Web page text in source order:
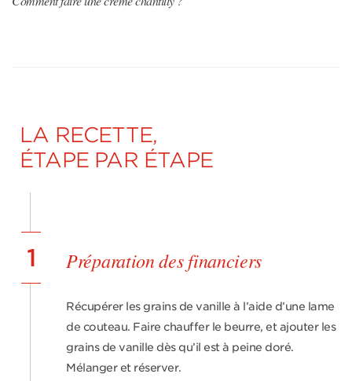
LA RECETTE,
ÉTAPE PAR ÉTAPE
1 Préparation des financiers
Récupérer les grains de vanille à l’aide d’une lame
de couteau. Faire chauffer le beurre, et ajouter les
grains de vanille dès qu’il est à peine doré.
Mélanger et réserver.